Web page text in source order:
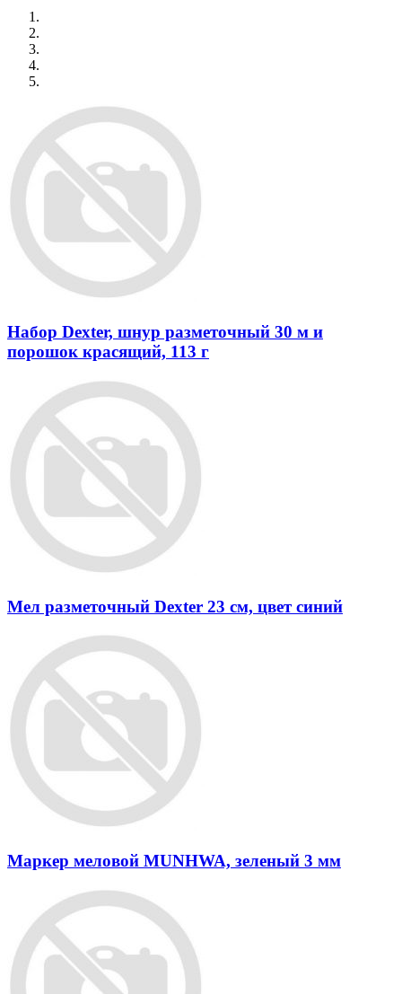
Набор Dexter, шнур разметочный 30 м и
порошок красящий, 113 г
Мел разметочный Dexter 23 см, цвет синий
Маркер меловой MUNHWA, зеленый 3 мм